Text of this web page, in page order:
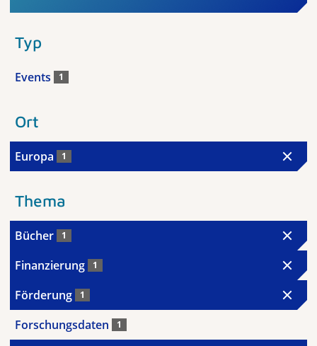
Typ
Events 1
Ort
Europa 1
Thema
Bücher 1
Finanzierung 1
Förderung 1
Forschungsdaten 1